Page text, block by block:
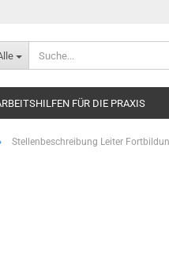
FÜR DIE PRAXIS
Stellenbeschreibung Leiter